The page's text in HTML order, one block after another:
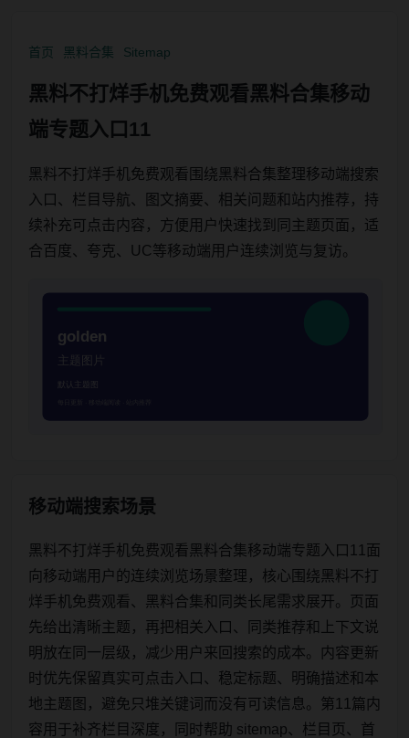
首页 黑料合集 Sitemap
黑料不打烊手机免费观看黑料合集移动
端专题入口11
黑料不打烊手机免费观看围绕黑料合集整理移动端搜索
入口、栏目导航、图文摘要、相关问题和站内推荐，持
续补充可点击内容，方便用户快速找到同主题页面，适
合百度、夸克、UC等移动端用户连续浏览与复访。
移动端搜索场景
黑料不打烊手机免费观看黑料合集移动端专题入口11面
向移动端用户的连续浏览场景整理，核心围绕黑料不打
烊手机免费观看、黑料合集和同类长尾需求展开。页面
先给出清晰主题，再把相关入口、同类推荐和上下文说
明放在同一层级，减少用户来回搜索的成本。内容更新
时优先保留真实可点击入口、稳定标题、明确描述和本
地主题图，避免只堆关键词而没有可读信息。第11篇内
容用于补齐栏目深度，同时帮助 sitemap、栏目页、首